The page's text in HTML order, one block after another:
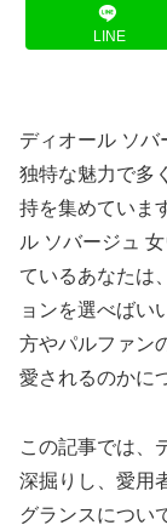
LINE
ディオール ソバ
独特な魅力で多
持を集めていま
ル ソバージュ
ているあなたは
ョンを選べばい
方やパルファン
愛されるのかに
この記事では、
深掘りし、愛用
グランスについ